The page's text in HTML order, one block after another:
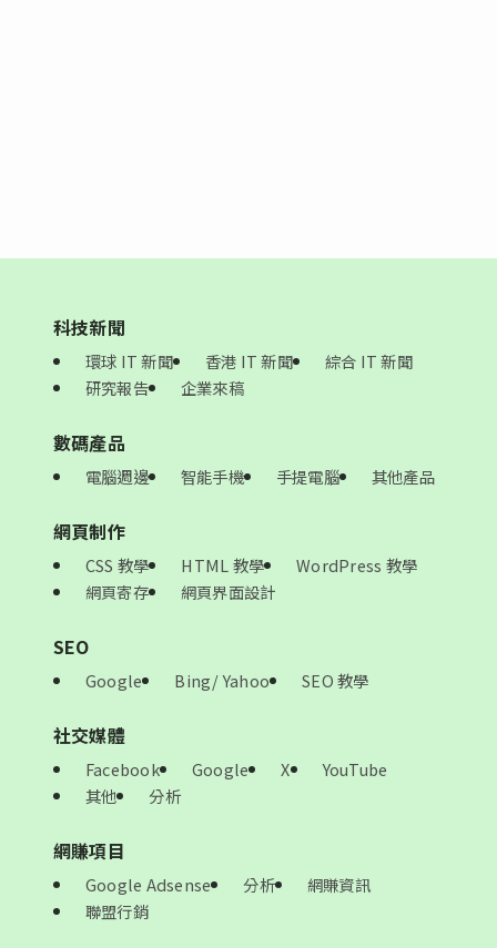
科技新聞
環球 IT 新聞 香港 IT 新聞
綜合 IT 新聞
研究報告
企業來稿
數碼產品
電腦週邊 智能手機 手提電腦 其他產品
網頁制作
CSS 教學 HTML 教學
WordPress 教學
網頁寄存
網頁界面設計
SEO
Google Bing/ Yahoo SEO 教學
社交媒體
Facebook Google X
YouTube
其他
分析
網賺項目
Google Adsense 分析
網賺資訊
聯盟行銷